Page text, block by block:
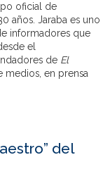
oficial de
años. Jaraba es uno
informadores que
el
de El
en prensa
del